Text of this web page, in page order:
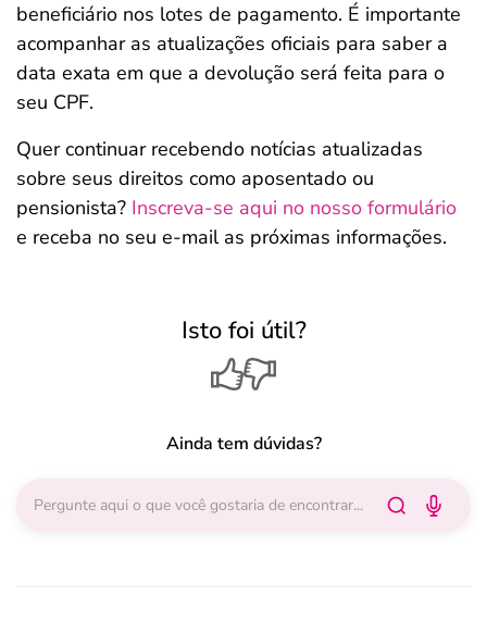
beneficiário nos lotes de pagamento. É importante
acompanhar as atualizações oficiais para saber a
data exata em que a devolução será feita para o
seu CPF.
Quer continuar recebendo notícias atualizadas
sobre seus direitos como aposentado ou
pensionista? Inscreva-se aqui no nosso formulário
e receba no seu e-mail as próximas informações.
Isto foi útil?
Ainda tem dúvidas?